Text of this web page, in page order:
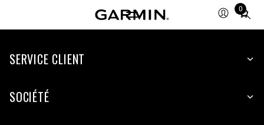
0
Total
items
cart:
SERVICE CLIENT
SOCIÉTÉ